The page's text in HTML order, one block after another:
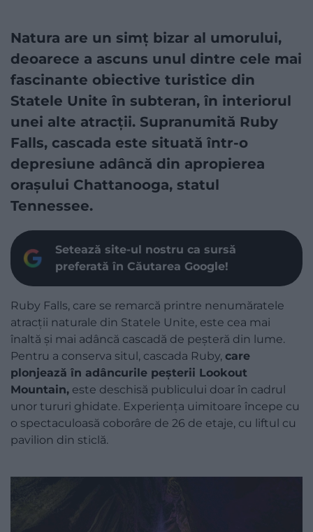
Natura are un simț bizar al umorului,
deoarece a ascuns unul dintre cele mai
fascinante obiective turistice din
Statele Unite în subteran, în interiorul
unei alte atracții. Supranumită Ruby
Falls, cascada este situată într-o
depresiune adâncă din apropierea
orașului Chattanooga, statul
Tennessee.
Setează site-ul nostru ca sursă
preferată în Căutarea Google!
Ruby Falls, care se remarcă printre nenumăratele
atracții naturale din Statele Unite, este cea mai
înaltă și mai adâncă cascadă de peșteră din lume.
Pentru a conserva situl, cascada Ruby, care
plonjează în adâncurile peșterii Lookout
Mountain, este deschisă publicului doar în cadrul
unor tururi ghidate. Experiența uimitoare începe cu
o spectaculoasă coborâre de 26 de etaje, cu liftul cu
pavilion din sticlă.